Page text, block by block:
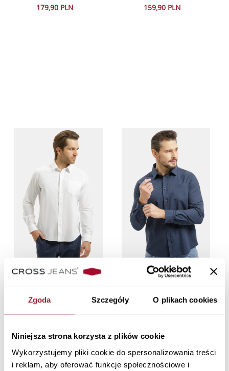
Zgoda Szczegóły O plikach cookies
Niniejsza strona korzysta z plików cookie
Wykorzystujemy pliki cookie do spersonalizowania treści
i reklam, aby oferować funkcje społecznościowe i
179,90 PLN
159,90 PLN
Koszula męska lniana biała z
159,90 PLN
Koszula męska lniana
granatowa z długim rękawem
159,90 PLN